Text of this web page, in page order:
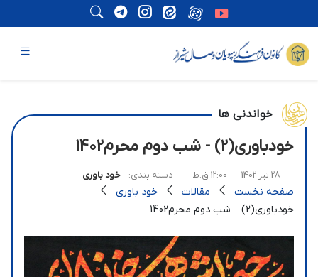
خواندنی ها
خودباوری(2) - شب دوم محرم‌1402
28 تیر 1402 - 12:00 ق.ظ دسته بندی: خود باوری
صفحه نخست مقالات
خود باوری
خودباوری(2) – شب دوم محرم‌1402